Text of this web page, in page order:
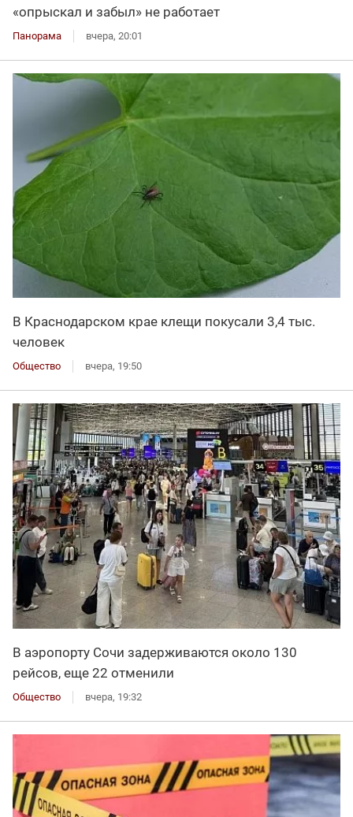
«опрыскал и забыл» не работает
Панорама вчера, 20:01
В Краснодарском крае клещи покусали 3,4 тыс.
человек
Общество вчера, 19:50
В аэропорту Сочи задерживаются около 130
рейсов, еще 22 отменили
Общество вчера, 19:32